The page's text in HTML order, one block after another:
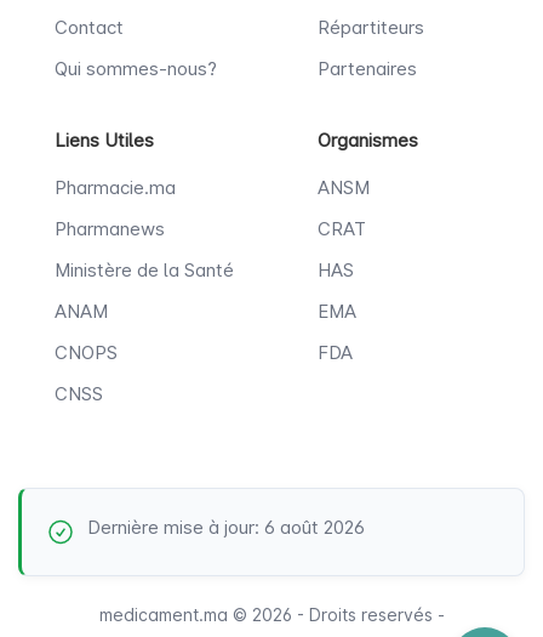
Contact
Qui sommes-nous?
Répartiteurs
Partenaires
Liens Utiles
Pharmacie.ma
Pharmanews
Ministère de la Santé
ANAM
CNOPS
CNSS
Organismes
ANSM
CRAT
HAS
EMA
FDA
Dernière mise à jour: 6 août 2026
medicament.ma © 2026 - Droits reservés -